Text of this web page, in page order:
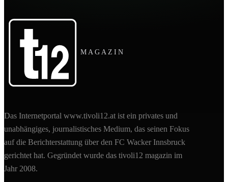
MAGAZIN
Das Internetportal www.tivoli12.at ist ein privates und
unabhängiges, journalistisches Medium, das seinen Fokus
auf die Berichterstattung über den FC Wacker Innsbruck
gerichtet hat. Gegründet wurde das tivoli12 magazin im
Jahr 2008.